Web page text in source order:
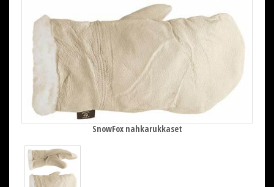
SnowFox nahkarukkaset